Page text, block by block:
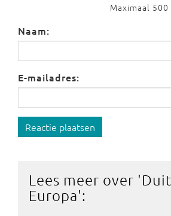
Maximaal
Naam:
E-mailadres:
Reactie plaatsen
Lees meer over '
Europa':